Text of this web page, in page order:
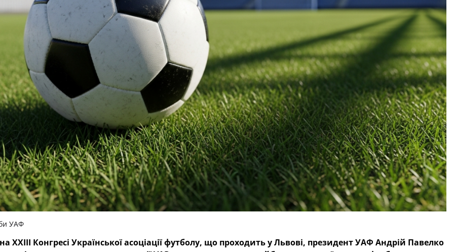
УАФ
XXIII Конгресі Української асоціації футболу, що проходить у Львові, президент УАФ Андрій Павелко